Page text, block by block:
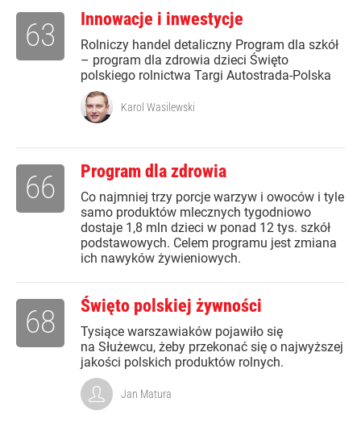
Innowacje i inwestycje
Rolniczy handel detaliczny Program dla szkół
– program dla zdrowia dzieci Święto
polskiego rolnictwa Targi Autostrada-Polska
63
Karol Wasilewski
Program dla zdrowia
Co najmniej trzy porcje warzyw i owoców i tyle
samo produktów mlecznych tygodniowo
dostaje 1,8 mln dzieci w ponad 12 tys. szkół
podstawowych. Celem programu jest zmiana
ich nawyków żywieniowych.
66
Święto polskiej żywności
Tysiące warszawiaków pojawiło się
na Służewcu, żeby przekonać się o najwyższej
jakości polskich produktów rolnych.
68
Jan Matura